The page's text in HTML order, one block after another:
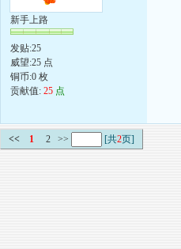
新手上路
发贴:25
威望:25 点
铜币:0 枚
贡献值: 25 点
<< 1 2 >> [共2页]